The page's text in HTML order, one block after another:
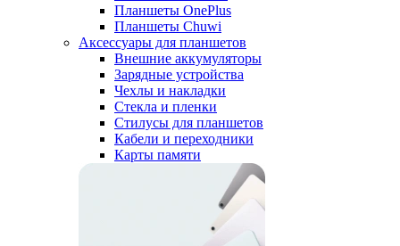
Планшеты OnePlus
Планшеты Chuwi
Аксессуары для планшетов
Внешние аккумуляторы
Зарядные устройства
Чехлы и накладки
Стекла и пленки
Стилусы для планшетов
Кабели и переходники
Карты памяти